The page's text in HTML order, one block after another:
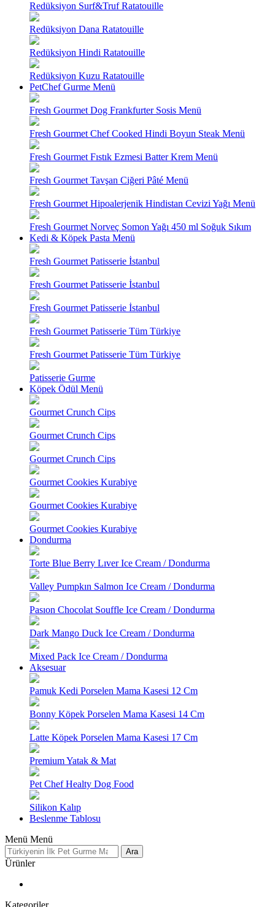
Redüksiyon Surf&Truf Ratatouille
Redüksiyon Dana Ratatouille
Redüksiyon Hindi Ratatouille
Redüksiyon Kuzu Ratatouille
PetChef Gurme Menü
Fresh Gourmet Dog Frankfurter Sosis Menü
Fresh Gourmet Chef Cooked Hindi Boyun Steak Menü
Fresh Gourmet Fıstık Ezmesi Batter Krem Menü
Fresh Gourmet Tavşan Ciğeri Pâté Menü
Fresh Gourmet Hipoalerjenik Hindistan Cevizi Yağı Menü
Fresh Gourmet Norveç Somon Yağı 450 ml Soğuk Sıkım
Kedi & Köpek Pasta Menü
Fresh Gourmet Patisserie İstanbul
Fresh Gourmet Patisserie İstanbul
Fresh Gourmet Patisserie İstanbul
Fresh Gourmet Patisserie Tüm Türkiye
Fresh Gourmet Patisserie Tüm Türkiye
Patisserie Gurme
Köpek Ödül Menü
Gourmet Crunch Cips
Gourmet Crunch Cips
Gourmet Crunch Cips
Gourmet Cookies Kurabiye
Gourmet Cookies Kurabiye
Gourmet Cookies Kurabiye
Dondurma
Torte Blue Berry Lıver Ice Cream / Dondurma
Valley Pumpkın Salmon Ice Cream / Dondurma
Pasıon Chocolat Souffle Ice Cream / Dondurma
Dark Mango Duck Ice Cream / Dondurma
Mixed Pack Ice Cream / Dondurma
Aksesuar
Pamuk Kedi Porselen Mama Kasesi 12 Cm
Bonny Köpek Porselen Mama Kasesi 14 Cm
Latte Köpek Porselen Mama Kasesi 17 Cm
Premium Yatak & Mat
Pet Chef Healty Dog Food
Silikon Kalıp
Beslenme Tablosu
Menü Menü
Ara
Ürünler
Kategoriler